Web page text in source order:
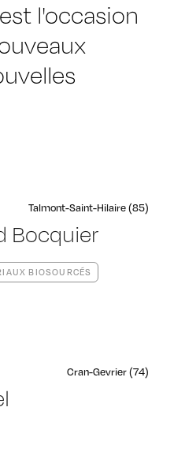
l'occasion
Cran-Gevrier (74)
Talmont-Saint-Hilaire (85)
Bocquier
BIOSOURCÉS